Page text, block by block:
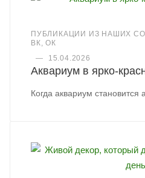
ПУБЛИКАЦИИ ИЗ НАШИХ
ВК, ОК
—
15.04.2026
Аквариум в ярко-
Когда аквариум становится